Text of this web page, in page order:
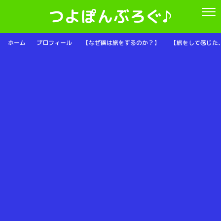
つよぽんぶろぐ♪
ホーム プロフィール 【なぜ僕は旅をするのか？】 【旅をして感じ